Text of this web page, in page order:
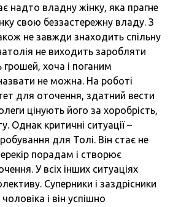
надто владну жінку, яка прагне
свою беззастережну владу. З
не завжди знаходить спільну
не виходить заробляти
грошей, хоча і поганим
не можна. На роботі
для оточення, здатний вести
цінують його за хоробрість,
Однак критичні ситуації –
для Толі. Він стає не
порадам і створює
У всіх інших ситуаціях
Суперники і заздрісники
і він успішно